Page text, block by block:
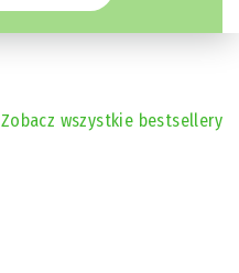
Zobacz wszystkie bestsellery